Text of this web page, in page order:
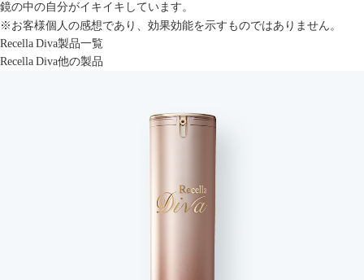
鏡の中の自分がイキイキしています。
※お客様個人の感想であり、効果効能を示すものではありません。
Recella Diva製品一覧
Recella Diva他の製品